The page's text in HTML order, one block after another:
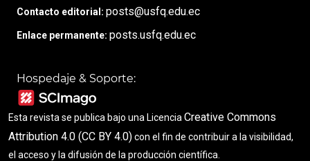
Contacto editorial: posts@usfq.edu.ec
Enlace permanente: posts.usfq.edu.ec
Hospedaje & Soporte:
Esta revista se publica bajo una Licencia Creative Commons
Attribution 4.0 (CC BY 4.0)con el fin de contribuir a la visibilidad,
el acceso y la difusión de la producción científica.